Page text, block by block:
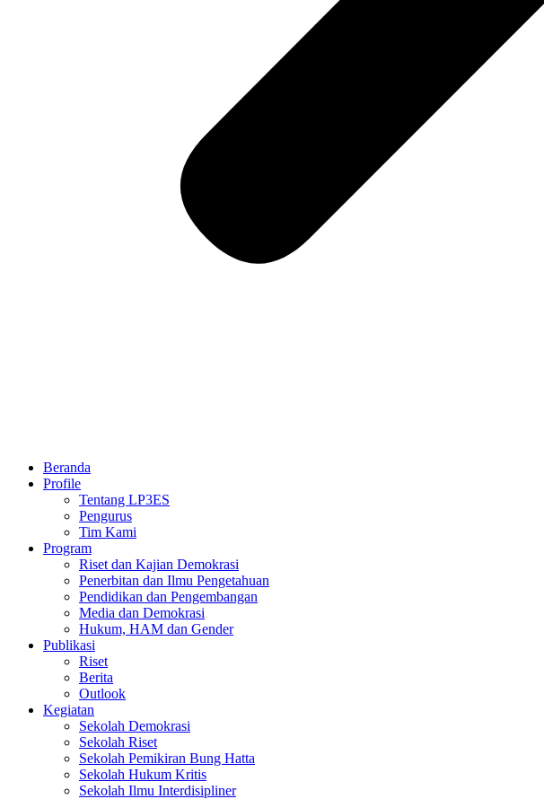
Beranda
Profile
Tentang LP3ES
Pengurus
Tim Kami
Program
Riset dan Kajian Demokrasi
Penerbitan dan Ilmu Pengetahuan
Pendidikan dan Pengembangan
Media dan Demokrasi
Hukum, HAM dan Gender
Publikasi
Riset
Berita
Outlook
Kegiatan
Sekolah Demokrasi
Sekolah Riset
Sekolah Pemikiran Bung Hatta
Sekolah Hukum Kritis
Sekolah Ilmu Interdisipliner